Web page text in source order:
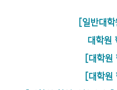
[일반대
대학원
[대학
[대학